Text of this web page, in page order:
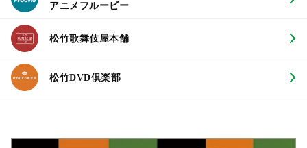
アニメフルービー
松竹歌舞伎屋本舗
松竹DVD倶楽部